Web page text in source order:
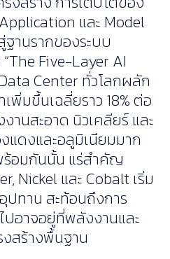
และ Model
านรากของระบบ
Five-Layer AI
Center ทั่วโลกผลัก
พิ่มขึ้นเฉลี่ยราว 18% ต่อ
านสะอาด นิวเคลียร์ และ
แดงและอลูมิเนียมมาก
อมกันนั้น แร่สำคัญ
Nickel และ Cobalt เริ่ม
ทาน สะท้อนถึงการ
ปอาจอยู่ที่พลังงานและ
สร้างพื้นฐาน